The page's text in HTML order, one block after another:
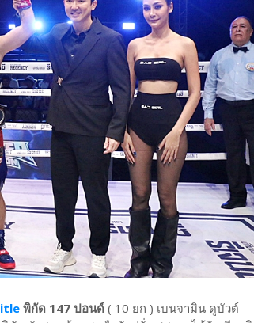
พิกัด 147 ปอนด์ ( 10 ยก ) เบนจามิน ดูบัวต์